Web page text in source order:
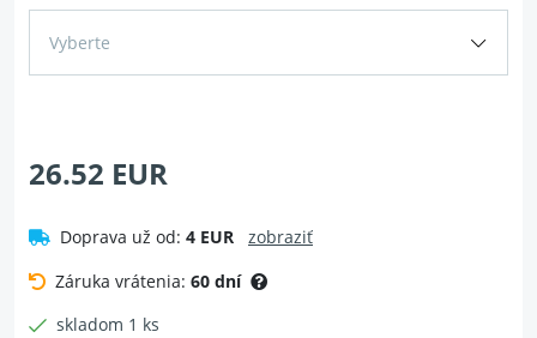
Vyberte
26.52 EUR
Doprava už od: 4 EUR
zobraziť
Záruka vrátenia: 60 dní
skladom 1 ks